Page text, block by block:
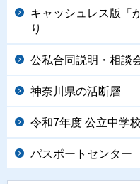
キャッシュレス版「
り
公私合同説明・相談
神奈川県の活断層
令和7年度 公立中学
パスポートセンター